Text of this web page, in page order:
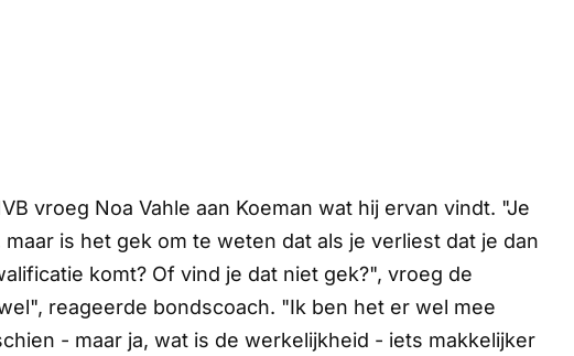
vroeg Noa Vahle aan Koeman wat hij ervan vindt. "Je
is het gek om te weten dat als je verliest dat je dan
komt? Of vind je dat niet gek?", vroeg de
reageerde bondscoach. "Ik ben het er wel mee
- maar ja, wat is de werkelijkheid - iets makkelijker